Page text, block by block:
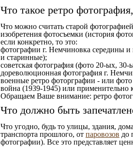
Что такое ретро
Что можно считать старой
изобретения фотосъемки (история
если конкретно, то это:
фотографии г. Немчиновка середины и
и старинные);
советская фотография (фото 20-ых,
дореволюционная фотография г.
военные ретро фоторграфии - или
война (1939-1945) или
Обращаем Ваше внимание: ретро
Что должно быть
Что угодно, будь то улицы, здания,
транспорта прошлого, от паровозов до
фотографии). Все это представляет